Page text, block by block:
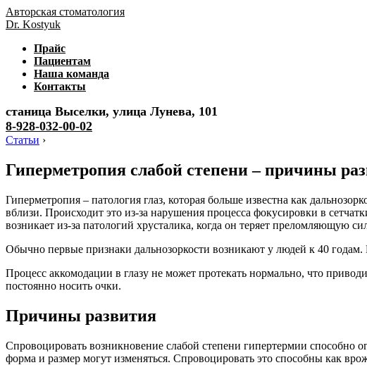
Авторская стоматология
Dr. Kostyuk
Прайс
Пациентам
Наша команда
Контакты
станица Выселки, улица Лунева, 101
8-928-032-00-02
Статьи ›
Гиперметропия слабой степени – причины
Гиперметропия – патология глаз, которая больше известна как
вблизи. Происходит это из-за нарушения процесса фокусировки в
возникает из-за патологий хрусталика, когда он теряет преломляющую
Обычно первые признаки дальнозоркости возникают у людей к 40 годам.
Процесс аккомодации в глазу не может протекать нормально, что
постоянно носить очки.
Причины развития
Спровоцировать возникновение слабой степени гипертермии способно
форма и размер могут изменяться. Спровоцировать это способны как